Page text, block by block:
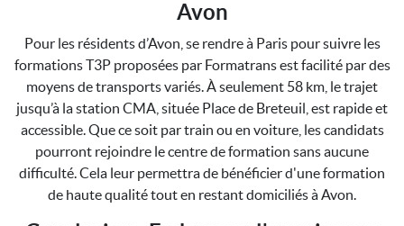
Avon
Pour les résidents d’Avon, se rendre à Paris pour suivre les
formations T3P proposées par Formatrans est facilité par des
moyens de transports variés. À seulement 58 km, le trajet
jusqu’à la station CMA, située Place de Breteuil, est rapide et
accessible. Que ce soit par train ou en voiture, les candidats
pourront rejoindre le centre de formation sans aucune
difficulté. Cela leur permettra de bénéficier d'une formation
de haute qualité tout en restant domiciliés à Avon.